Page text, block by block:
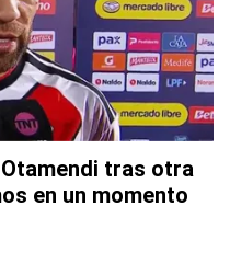
tras otra
en un momento